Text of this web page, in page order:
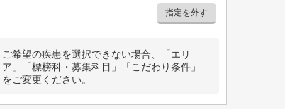
指定を外す
ご希望の疾患を選択できない場合、「エリ
ア」「標榜科・募集科目」「こだわり条件」
をご変更ください。